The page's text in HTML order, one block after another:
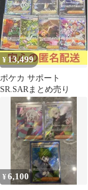
¥13,499
ポケカ サポート
SR.SARまとめ売り
¥6,100